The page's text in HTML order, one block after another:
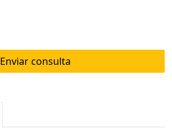
Enviar consulta